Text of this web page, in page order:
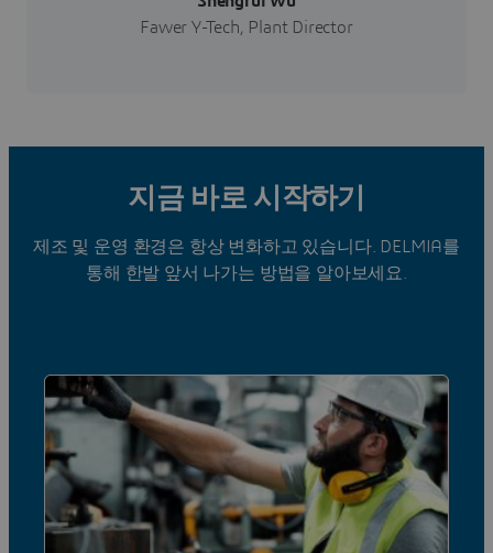
Fawer Y-Tech, Plant Director
지금 바로 시작하기
제조 및 운영 환경은 항상 변화하고 있습니다. DELMIA를
통해 한발 앞서 나가는 방법을 알아보세요.